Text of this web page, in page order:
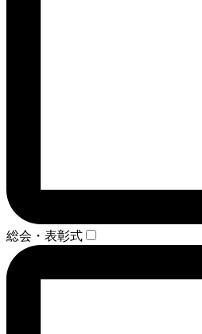
総会・表彰式